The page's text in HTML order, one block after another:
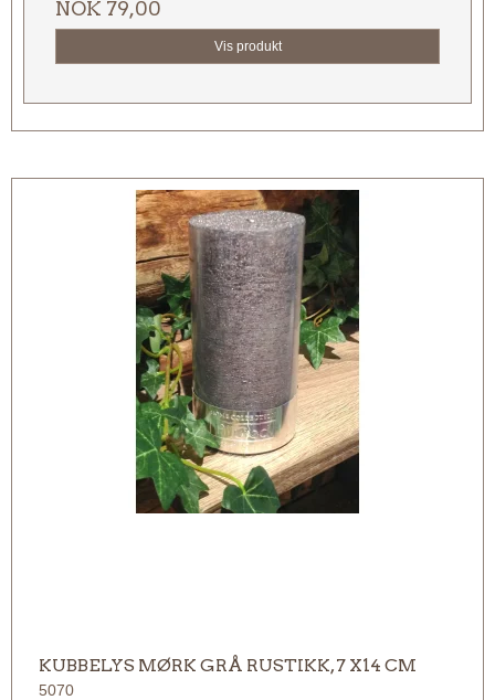
NOK 79,00
Vis produkt
KUBBELYS MØRK GRÅ RUSTIKK, 7 X14 CM
5070